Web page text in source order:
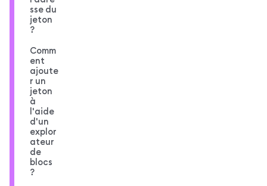
sse du
jeton
?
Comm
ent
ajoute
r un
jeton
à
l'aide
d'un
explor
ateur
de
blocs
?